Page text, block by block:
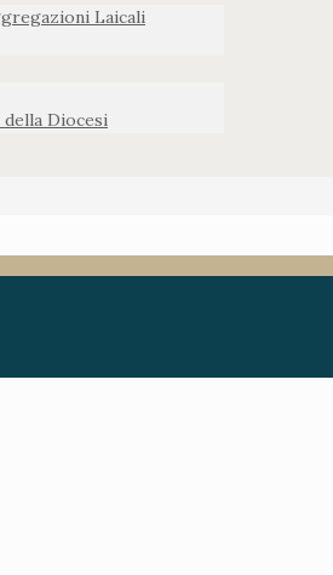
Laicali
Diocesi